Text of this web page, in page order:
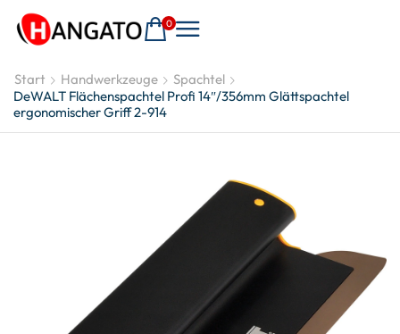
0
Start Handwerkzeuge
Spachtel
DeWALT Flächenspachtel Profi 14″/356mm Glättspachtel
ergonomischer Griff 2-914